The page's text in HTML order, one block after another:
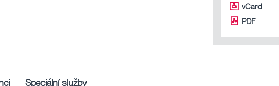
vCard
PDF
Speciální služby